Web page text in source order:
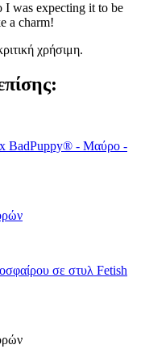
I was expecting it to be
a charm!
χρήσιμη.